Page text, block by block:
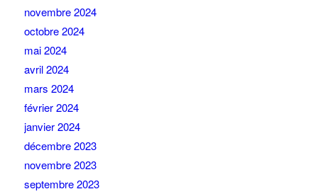
novembre 2024
octobre 2024
mai 2024
avril 2024
mars 2024
février 2024
janvier 2024
décembre 2023
novembre 2023
septembre 2023